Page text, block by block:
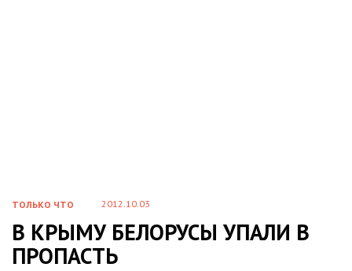
ТОЛЬКО ЧТО 2012.10.03
В КРЫМУ БЕЛОРУСЫ УПАЛИ В
ПРОПАСТЬ